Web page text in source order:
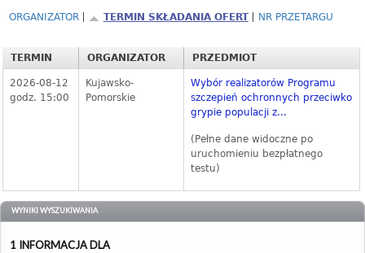
ORGANIZATOR TERMIN SKŁADANIA OFERT NR PRZETARGU
TERMIN ORGANIZATOR PRZEDMIOT
2026-08-12
godz. 15:00
Kujawsko-
Pomorskie
Wybór realizatorów Programu
szczepień ochronnych przeciwko
grypie populacji z...
(Pełne dane widoczne po
uruchomieniu bezpłatnego
testu)
WYNIKI WYSZUKIWANIA
1 INFORMACJA DLA